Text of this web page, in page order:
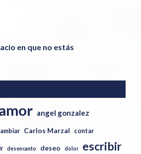
en que no estás
angel gonzalez
Carlos Marzal contar
desencanto deseo dolor escribir